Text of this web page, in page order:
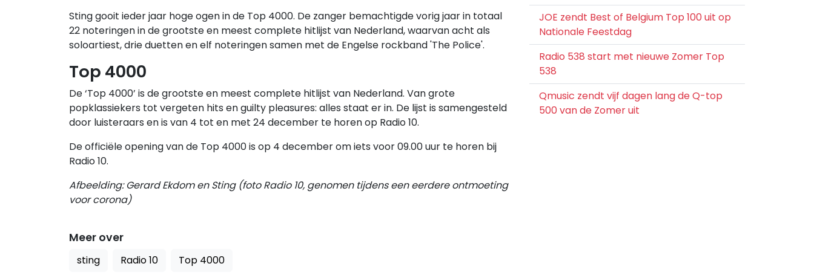
Sting gooit ieder jaar hoge ogen in de Top 4000. De zanger bemachtigde vorig jaar in totaal
22 noteringen in de grootste en meest complete hitlijst van Nederland, waarvan acht als
soloartiest, drie duetten en elf noteringen samen met de Engelse rockband 'The Police'.
Top 4000
De ‘Top 4000’ is de grootste en meest complete hitlijst van Nederland. Van grote
popklassiekers tot vergeten hits en guilty pleasures: alles staat er in. De lijst is samengesteld
door luisteraars en is van 4 tot en met 24 december te horen op Radio 10.
De officiële opening van de Top 4000 is op 4 december om iets voor 09.00 uur te horen bij
Radio 10.
Afbeelding: Gerard Ekdom en Sting (foto Radio 10, genomen tijdens een eerdere ontmoeting
voor corona)
JOE zendt Best of Belgium Top 100 uit op
Nationale Feestdag
Radio 538 start met nieuwe Zomer Top
538
Qmusic zendt vijf dagen lang de Q-top
500 van de Zomer uit
Meer over
sting Radio 10 Top 4000